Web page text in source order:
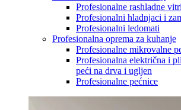
Profesionalne rashladne
Profesionalni hladnjaci i
Profesionalni ledomati
Profesionalna oprema za kuhanje
Profesionalne mikrovalne
Profesionalna električna i
peći na drva i ugljen
Profesionalne pećnice